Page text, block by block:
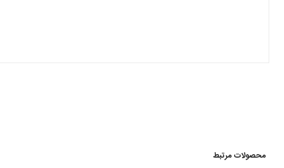
محصولات مرتبط